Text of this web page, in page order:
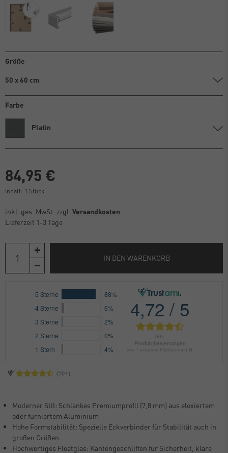
Größe
50 x 60 cm
Farbe
Platin
84,95 €
Inhalt: 1 Stück
inkl. ges. MwSt. zzgl. Versandkosten
Lieferzeit 1-3 Tage
IN DEN WARENKORB
Moderner Stil: Schlankes Premiumprofil (7,8 mm) aus eloxiertem
oder furniertem Aluminium
Hohe Formstabilität: Spezielle Eckverbinder für Stabilität auch in
großen Größen
Hochwertiges Floatglas: Kantengeschliffen für Sicherheit, klare